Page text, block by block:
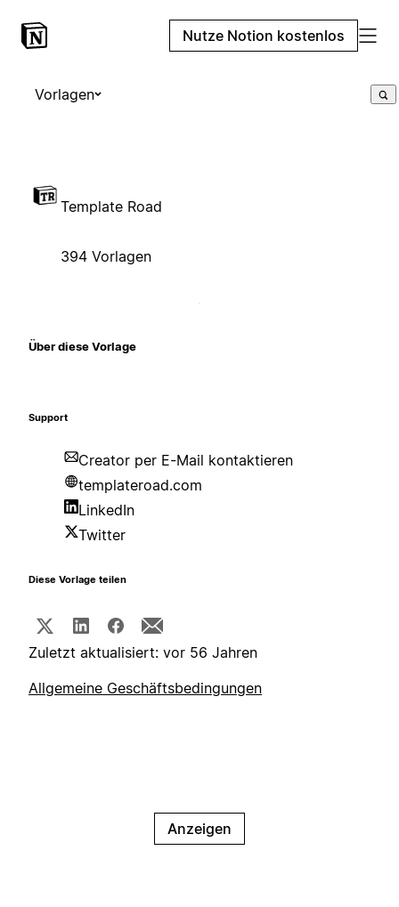
Nutze Notion kostenlos
Vorlagen
Template Road
394 Vorlagen
Über diese Vorlage
Support
Creator per E-Mail kontaktieren
templateroad.com
LinkedIn
Twitter
Diese Vorlage teilen
Zuletzt aktualisiert: vor 56 Jahren
Allgemeine Geschäftsbedingungen
Anzeigen